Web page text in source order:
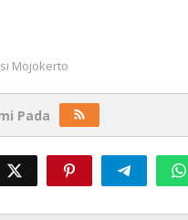
Mojokerto
Pada